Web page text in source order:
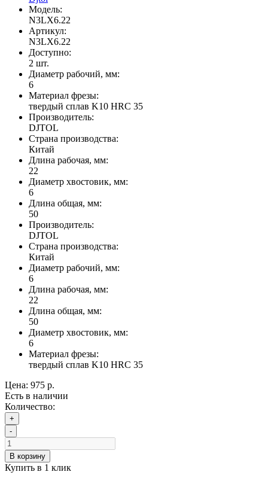
Модель:
N3LX6.22
Артикул:
N3LX6.22
Доступно:
2 шт.
Диаметр рабочий, мм:
6
Материал фрезы:
твердый сплав K10 HRC 35
Производитель:
DJTOL
Страна производства:
Китай
Длина рабочая, мм:
22
Диаметр хвостовик, мм:
6
Длина общая, мм:
50
Производитель:
DJTOL
Страна производства:
Китай
Диаметр рабочий, мм:
6
Длина рабочая, мм:
22
Длина общая, мм:
50
Диаметр хвостовик, мм:
6
Материал фрезы:
твердый сплав K10 HRC 35
Цена: 975 р.
Есть в наличии
Количество:
+
-
В корзину
Купить в 1 клик